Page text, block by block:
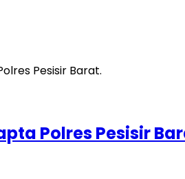
Polres Pesisir